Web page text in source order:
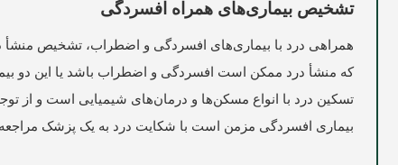
تشخیص بیماری‌های همراه افسردگی
همراهی درد با بیماری‌های افسردگی و اضطراب، تشخیص منشأ
که منشأ درد ممکن است افسردگی و اضطراب باشد یا این دو
تسکین درد با انواع مسکن‌ها و درمان‌های شیمیایی است و از
بیماری افسردگی مزمن است با شکایت درد به یک پزشک